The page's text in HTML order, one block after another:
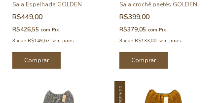
Saia Espelhada GOLDEN
R$449,00
R$426,55 com Pix
3 x de R$149,67 sem juros
Comprar
Saia crochê paetês GOLDEN
R$399,00
R$379,05 com Pix
3 x de R$133,00 sem juros
Comprar
Esgotado